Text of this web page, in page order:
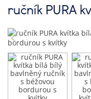
ručník PURA